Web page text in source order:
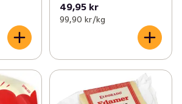
49,95 kr
99,90 kr /kg